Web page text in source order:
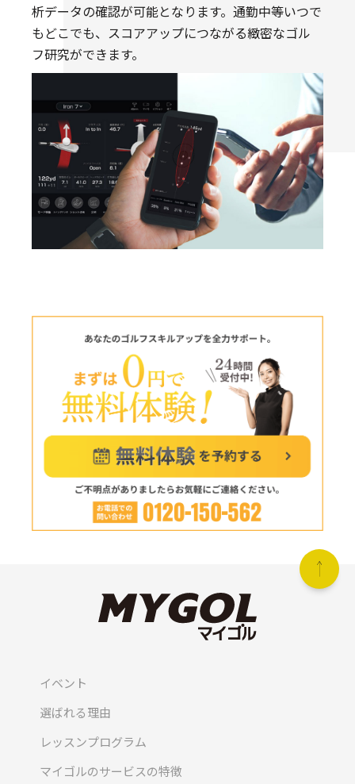
析データの確認が可能となります。通勤中等いつで
もどこでも、スコアアップにつながる緻密なゴル
フ研究ができます。
イベント
選ばれる理由
レッスンプログラム
マイゴルのサービスの特徴